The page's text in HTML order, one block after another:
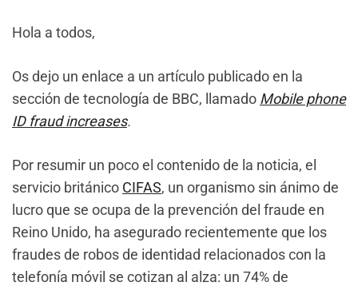
Hola a todos,
Os dejo un enlace a un artículo publicado en la
sección de tecnología de BBC, llamado Mobile phone
ID fraud increases.
Por resumir un poco el contenido de la noticia, el
servicio británico CIFAS, un organismo sin ánimo de
lucro que se ocupa de la prevención del fraude en
Reino Unido, ha asegurado recientemente que los
fraudes de robos de identidad relacionados con la
telefonía móvil se cotizan al alza: un 74% de